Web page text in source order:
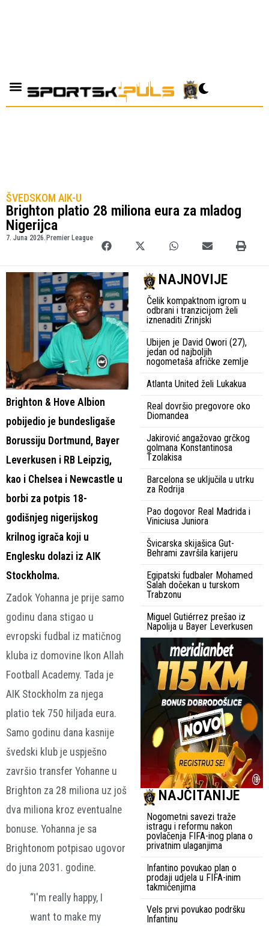
ŠVEDSKOM AIK-U
Brighton platio 28 miliona eura za mladog
Nigerijca
7. Juna 2026. Premier League
Brighton & Hove Albion
pobijedio je bundesligaše
Borussiju Dortmund, Bayer
Leverkusen i RB Leipzig,
kao i Chelsea i Newcastle u
borbi za potpis 18-
godišnjeg nigerijskog
krilnog igrača koji u
Englesku dolazi iz AIK
Stockholma.
Zadok Yohanna je prije samo
godinu dana stigao u
evropski fudbal iz matičnog
kluba iz domovine Ikon Allah
Football Academy. Tada je
AIK Stockholm za njega
platio tek 750 hiljada eura.
Samo godinu dana kasnije
švedski klub je uspješno
završio transfer Yohanne u
Brighton za 28 miliona uz još
dva miliona kroz eventualne
bonuse. Yohanna je sa
Brightonom potpisao ugovor
do juna 2031. godine.
“I'm really happy, I
want to make my
NAJNOVIJE
Čelik kompaktnom igrom u
odbrani i tranzicijom želi
iznenaditi Zrinjski
Ubijen je David Owori (27),
jedan od najboljih
nogometaša afričke zemlje
Atlanta United želi Lukakua
Real dovršio pregovore oko
Diomandea
Jakirović angažovao grčkog
golmana Konstantinosa
Tzolakisa
Barcelona se uključila u utrku
za Rodrija
Pao dogovor Real Madrida i
Viniciusa Juniora
Švicarska skijašica Gut-
Behrami završila karijeru
Egipatski fudbaler Mohamed
Salah dočekan u turskom
Trabzonu
Miguel Gutiérrez prešao iz
Napolija u Bayer Leverkusen
NAJČITANIJE
Nogometni savezi traže
istragu i reformu nakon
povlačenja FIFA-inog plana o
privatnim ulaganjima
Infantino povukao plan o
prodaji udjela u FIFA-inim
takmičenjima
Vels prvi povukao podršku
Infantinu